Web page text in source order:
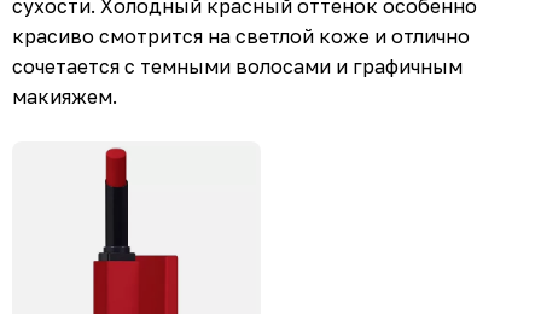
сухости. Холодный красный оттенок особенно
красиво смотрится на светлой коже и отлично
сочетается с темными волосами и графичным
макияжем.